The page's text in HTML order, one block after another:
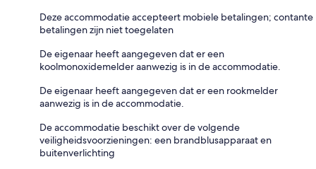
Deze accommodatie accepteert mobiele betalingen; contante
betalingen zijn niet toegelaten
De eigenaar heeft aangegeven dat er een
koolmonoxidemelder aanwezig is in de accommodatie.
De eigenaar heeft aangegeven dat er een rookmelder
aanwezig is in de accommodatie.
De accommodatie beschikt over de volgende
veiligheidsvoorzieningen: een brandblusapparaat en
buitenverlichting